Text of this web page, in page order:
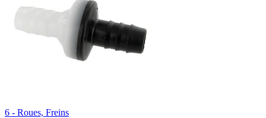
6 - Roues, Freins